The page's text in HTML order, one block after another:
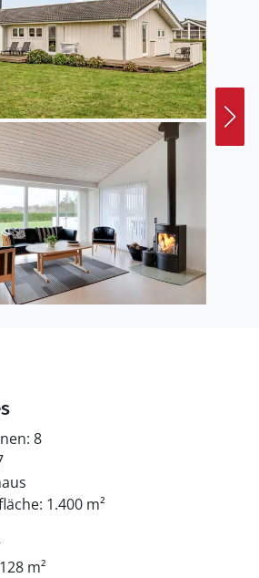
mit Wellness wird Ihnen
bleiben.
8
1.400 m²
m²